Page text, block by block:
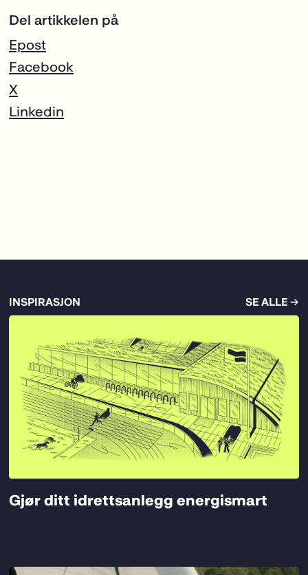
Del artikkelen på
Epost
Facebook
X
Linkedin
INSPIRASJON SE ALLE →